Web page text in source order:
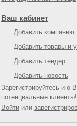
Ваш кабинет
Добавить компанию
Добавить товары и
Добавить тендер
Добавить новость
Зарегистрируйтесь и о
потенциальные клиенты!
Войти или